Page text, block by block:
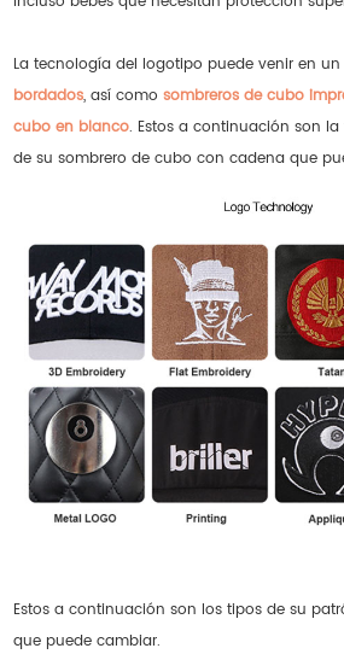
La tecnología del logotipo puede venir en
bordados, así comosombreros de cubo
cubo en blanco. Estos a continuación son
de su sombrero de cubo con cadena que
Estos a continuación son los tipos de su
que puede cambiar.